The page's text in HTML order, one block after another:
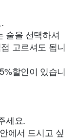
술을 선택하셔
고르셔도 됩니
할인이 있습니
세요.
에서 드시고 싶